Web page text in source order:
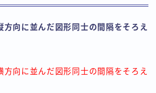
方向に並んだ図形同士の間隔をそろえ
方向に並んだ図形同士の間隔をそろえ